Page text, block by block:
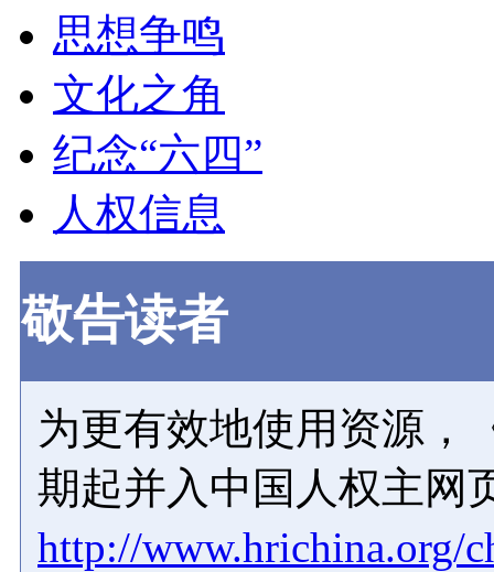
思想争鸣
文化之角
纪念“六四”
人权信息
敬告读者
为更有效地使用资源，
期起并入中国人权主网
http://www.hrichina.org/